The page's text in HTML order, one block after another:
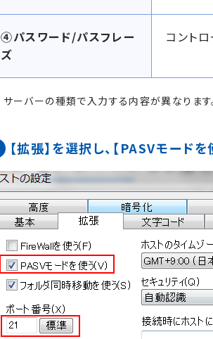
④パスワード/パスフレー
ズ
コント
サーバーの種類で入力する内容が異なります
【拡張】を選択し、【PASVモード